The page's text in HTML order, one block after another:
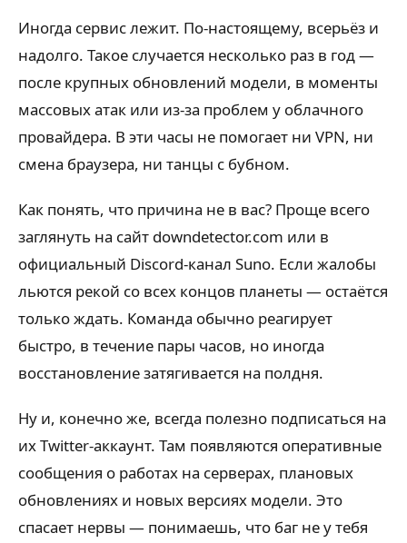
Иногда сервис лежит. По-настоящему, всерьёз и
надолго. Такое случается несколько раз в год —
после крупных обновлений модели, в моменты
массовых атак или из-за проблем у облачного
провайдера. В эти часы не помогает ни VPN, ни
смена браузера, ни танцы с бубном.
Как понять, что причина не в вас? Проще всего
заглянуть на сайт downdetector.com или в
официальный Discord-канал Suno. Если жалобы
льются рекой со всех концов планеты — остаётся
только ждать. Команда обычно реагирует
быстро, в течение пары часов, но иногда
восстановление затягивается на полдня.
Ну и, конечно же, всегда полезно подписаться на
их Twitter-аккаунт. Там появляются оперативные
сообщения о работах на серверах, плановых
обновлениях и новых версиях модели. Это
спасает нервы — понимаешь, что баг не у тебя